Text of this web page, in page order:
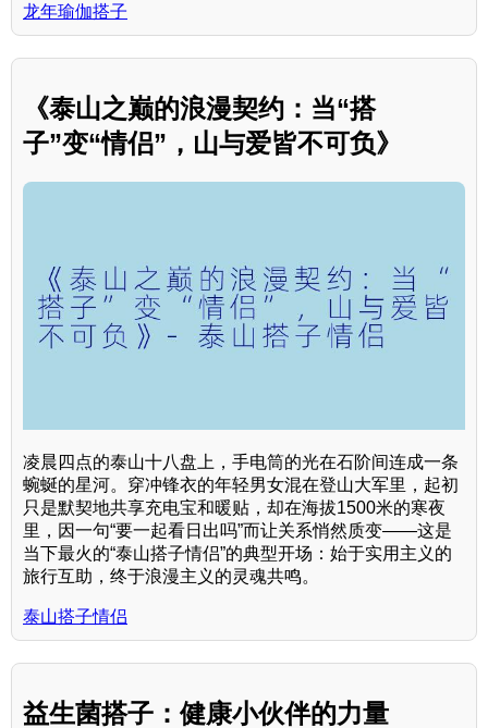
龙年瑜伽搭子
《泰山之巅的浪漫契约：当“搭
子”变“情侣”，山与爱皆不可负》
凌晨四点的泰山十八盘上，手电筒的光在石阶间连成一条
蜿蜒的星河。穿冲锋衣的年轻男女混在登山大军里，起初
只是默契地共享充电宝和暖贴，却在海拔1500米的寒夜
里，因一句“要一起看日出吗”而让关系悄然质变——这是
当下最火的“泰山搭子情侣”的典型开场：始于实用主义的
旅行互助，终于浪漫主义的灵魂共鸣。
泰山搭子情侣
益生菌搭子：健康小伙伴的力量